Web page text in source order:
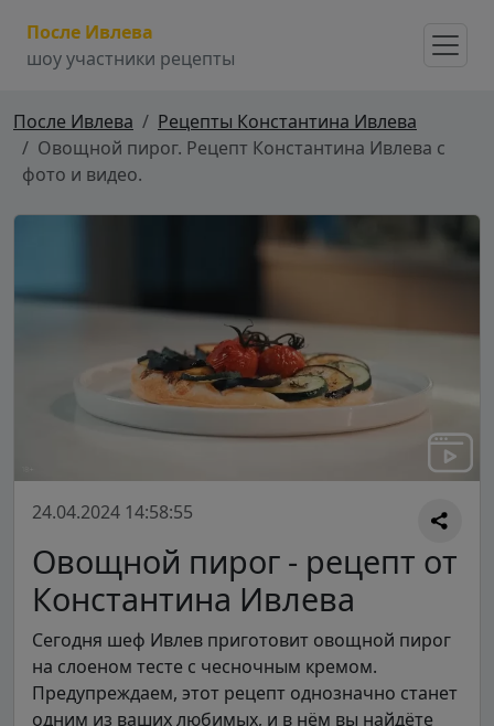
После Ивлева
шоу участники рецепты
После Ивлева
Рецепты Константина Ивлева
Овощной пирог. Рецепт Константина Ивлева с
фото и видео.
24.04.2024 14:58:55
Овощной пирог - рецепт от
Константина Ивлева
Сегодня шеф Ивлев приготовит овощной пирог
на слоеном тесте с чесночным кремом.
Предупреждаем, этот рецепт однозначно станет
одним из ваших любимых, и в нём вы найдёте